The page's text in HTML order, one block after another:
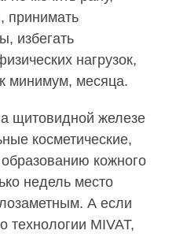
принимать
избегать
нагрузок,
минимум, месяца.
щитовидной железе
косметические,
кожного
недель место
А если
технологии MIVAT,